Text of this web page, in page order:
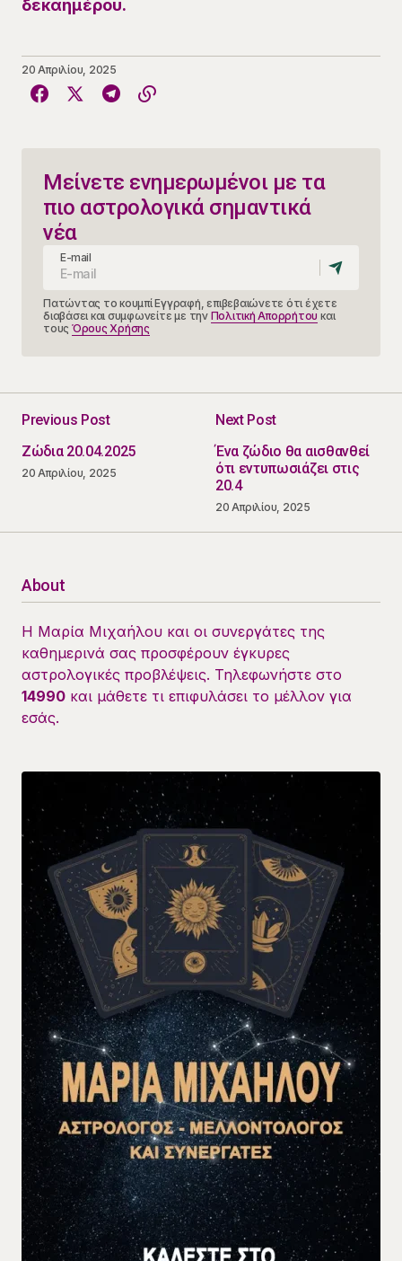
δεκαημέρου.
20 Απριλίου, 2025
Μείνετε ενημερωμένοι με τα
πιο αστρολογικά σημαντικά
νέα
E-mail
Πατώντας το κουμπί Εγγραφή, επιβεβαιώνετε ότι έχετε
διαβάσει και συμφωνείτε με την Πολιτική Απορρήτου και
τους Όρους Χρήσης
Previous Post
Ζώδια 20.04.2025
20 Απριλίου, 2025
Next Post
Ένα ζώδιο θα αισθανθεί
ότι εντυπωσιάζει στις
20.4
20 Απριλίου, 2025
About
Η Μαρία Μιχαήλου και οι συνεργάτες της
καθημερινά σας προσφέρουν έγκυρες
αστρολογικές προβλέψεις. Τηλεφωνήστε στο
14990 και μάθετε τι επιφυλάσει το μέλλον για
εσάς.